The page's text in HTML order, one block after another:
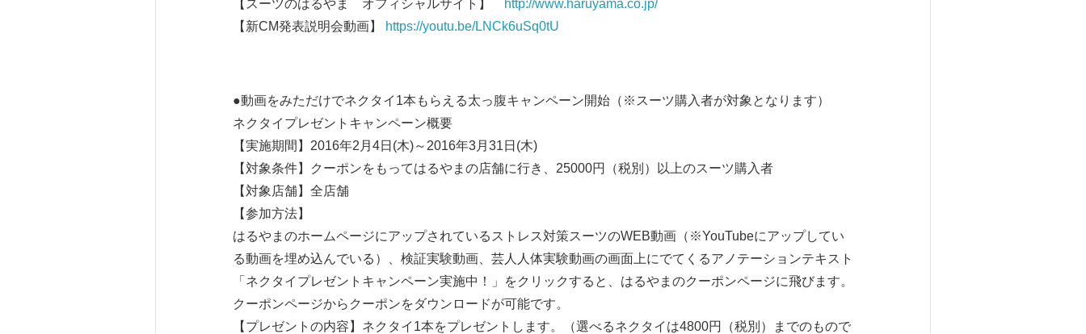
【スーツのはるやま オフィシャルサイト】
http://www.haruyama.co.jp/
【新CM発表説明会動画】
https://youtu.be/LNCk6uSq0tU
●動画をみただけでネクタイ1本もらえる太っ腹キャンペーン開始（※スーツ購入者が対象となります）
ネクタイプレゼントキャンペーン概要
【実施期間】2016年2月4日(木)～2016年3月31日(木)
【対象条件】クーポンをもってはるやまの店舗に行き、25000円（税別）以上のスーツ購入者
【対象店舗】全店舗
【参加方法】
はるやまのホームページにアップされているストレス対策スーツのWEB動画（※YouTubeにアップしてい
る動画を埋め込んでいる）、検証実験動画、芸人人体実験動画の画面上にでてくるアノテーションテキスト
「ネクタイプレゼントキャンペーン実施中！」をクリックすると、はるやまのクーポンページに飛びます。
クーポンページからクーポンをダウンロードが可能です。
【プレゼントの内容】ネクタイ1本をプレゼントします。（選べるネクタイは4800円（税別）までのもので